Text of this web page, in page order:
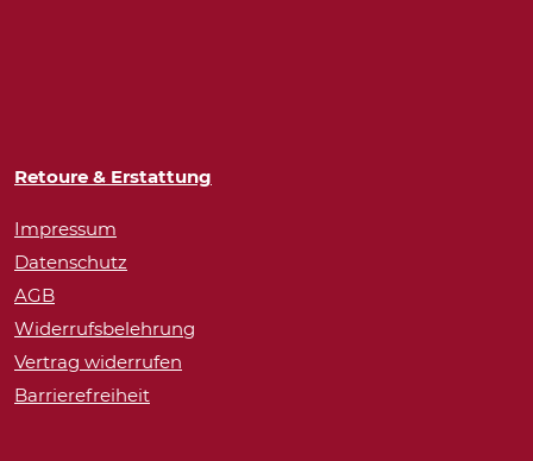
Retoure & Erstattung
Impressum
Datenschutz
AGB
Widerrufsbelehrung
Vertrag widerrufen
Barrierefreiheit